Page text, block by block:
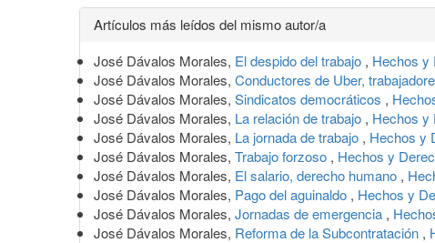
Detalles
del
artículo
Artículos más leídos del mismo autor/a
José Dávalos Morales, El despido del trabajo , Hechos y
José Dávalos Morales, Conductores de Uber,
José Dávalos Morales, Sindicatos democráticos ,
José Dávalos Morales, La relación de trabajo , Hechos y
José Dávalos Morales, La jornada de trabajo , Hechos y
José Dávalos Morales, Trabajo forzoso , Hechos y
José Dávalos Morales, El salario, derecho humano ,
José Dávalos Morales, Pago del aguinaldo , Hechos y
José Dávalos Morales, Jornadas de emergencia ,
José Dávalos Morales, Reforma de la Subcontratación ,